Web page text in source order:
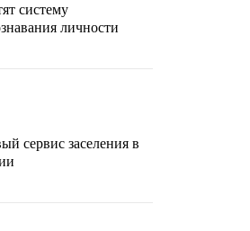
систему
личности
сервис заселения в